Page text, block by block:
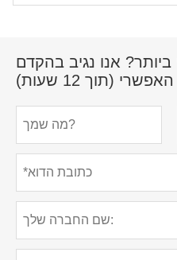
אנו נגיב בהקדם
האפשרי (תוך 12 שעות)